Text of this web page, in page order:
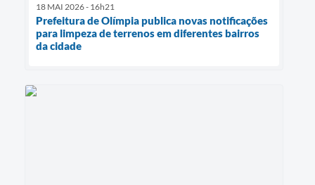
18 MAI 2026 - 16h21
Prefeitura de Olímpia publica novas notificações
para limpeza de terrenos em diferentes bairros
da cidade